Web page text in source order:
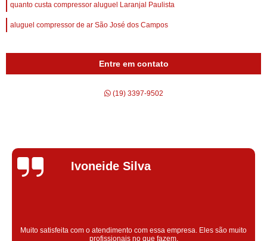
quanto custa compressor aluguel Laranjal Paulista
aluguel compressor de ar São José dos Campos
Entre em contato
(19) 3397-9502
Silvana Alves
Super satisfeita com o serviço prestado, atendimento muito bom!
colaoradores educado e transparente, destaque para o colaborador